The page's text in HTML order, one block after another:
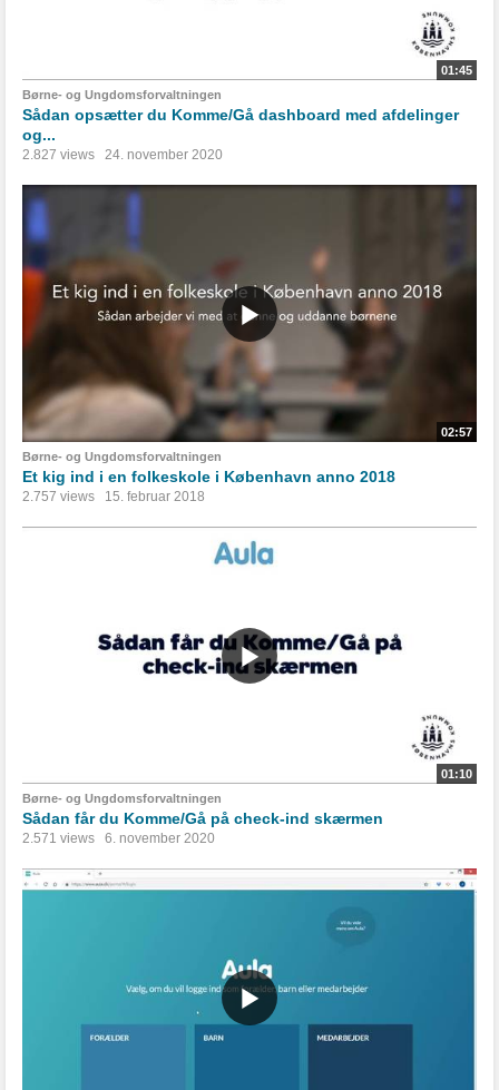
01:45
Børne- og Ungdomsforvaltningen
Sådan opsætter du Komme/Gå dashboard med afdelinger
og...
2.827 views 24. november 2020
02:57
Børne- og Ungdomsforvaltningen
Et kig ind i en folkeskole i København anno 2018
2.757 views 15. februar 2018
01:10
Børne- og Ungdomsforvaltningen
Sådan får du Komme/Gå på check-ind skærmen
2.571 views 6. november 2020